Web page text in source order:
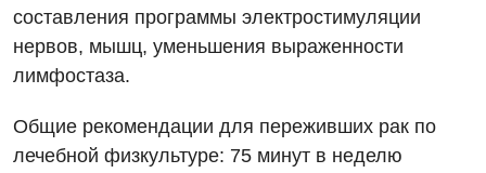
Ревматология
Сосудистая хирургия
Терапия
составления программы электростимуляции
нервов, мышц, уменьшения выраженности
лимфостаза.
Общие рекомендации для переживших рак по
лечебной физкультуре: 75 минут в неделю